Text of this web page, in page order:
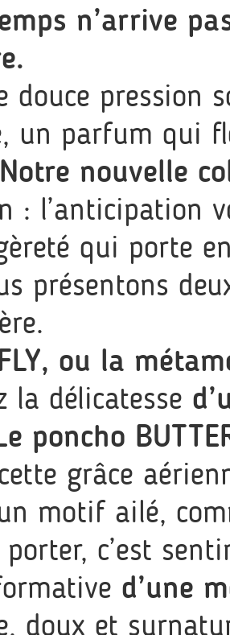
n’arrive
douce
un parfum qui
Notre nouvelle
: l’anticipation
qui porte
présentons
ou la
la délicatesse
poncho
grâce
motif ailé,
porter, c’est
d’une
doux et